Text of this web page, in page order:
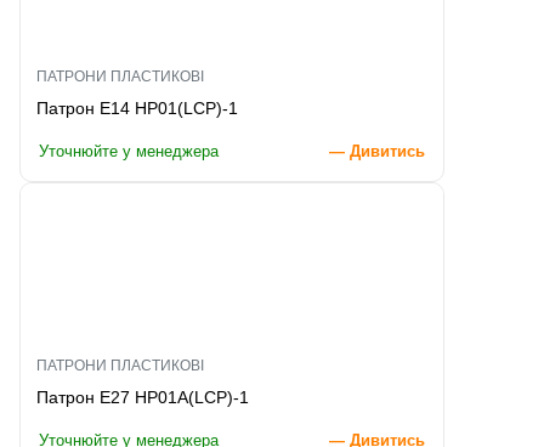
ПАТРОНИ ПЛАСТИКОВІ
Патрон E14 HP01(LCP)-1
Уточнюйте у менеджера — Дивитись
ПАТРОНИ ПЛАСТИКОВІ
Патрон E27 HP01A(LCP)-1
Уточнюйте у менеджера — Дивитись